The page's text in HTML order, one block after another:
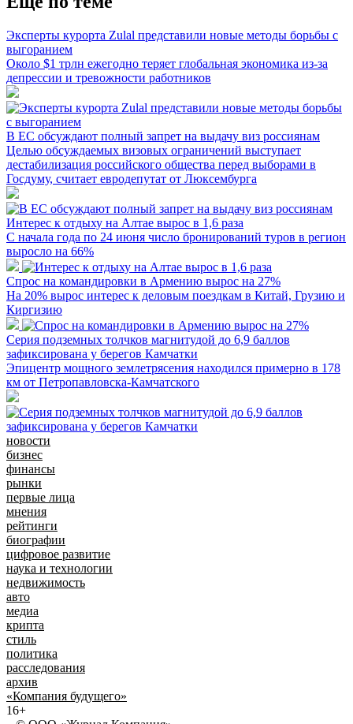
Эксперты курорта Zulal представили новые методы борьбы с
выгоранием
Около $1 трлн ежегодно теряет глобальная экономика из-за
депрессии и тревожности работников
В ЕС обсуждают полный запрет на выдачу виз россиянам
Целью обсуждаемых визовых ограничений выступает
дестабилизация российского общества перед выборами в
Госдуму, считает евродепутат от Люксембурга
Интерес к отдыху на Алтае вырос в 1,6 раза
С начала года по 24 июня число бронирований туров в регион
выросло на 66%
Спрос на командировки в Армению вырос на 27%
На 20% вырос интерес к деловым поездкам в Китай, Грузию и
Киргизию
Серия подземных толчков магнитудой до 6,9 баллов
зафиксирована у берегов Камчатки
Эпицентр мощного землетрясения находился примерно в 178
км от Петропавловска-Камчатского
новости
бизнес
финансы
рынки
первые лица
мнения
рейтинги
биографии
цифровое развитие
наука и технологии
недвижимость
авто
медиа
крипта
стиль
политика
расследования
архив
«Компания будущего»
16+